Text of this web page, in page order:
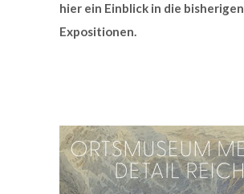
hier ein Einblick in die bisherigen
Expositionen.